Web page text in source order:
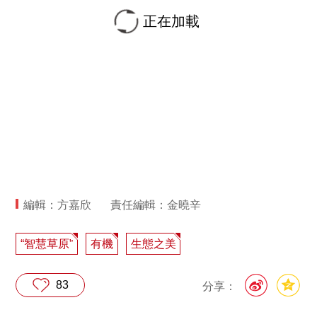
正在加載
編輯：方嘉欣 責任編輯：金曉辛
“智慧草原” 有機 生態之美
分享：
83